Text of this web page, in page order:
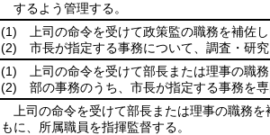
するよう管理する。
(1) 上司の命令を受けて政策監の職務を補佐
(2) 市長が指定する事務について、調査・研究
(1) 上司の命令を受けて部長または理事の職
(2) 部の事務のうち、市長が指定する事務を専
上司の命令を受けて部長または理事の職務
もに、所属職員を指揮監督する。